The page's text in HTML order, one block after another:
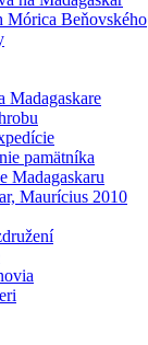
Mórica Beňovského
Madagaskare
pamätníka
Madagaskaru
Maurícius 2010